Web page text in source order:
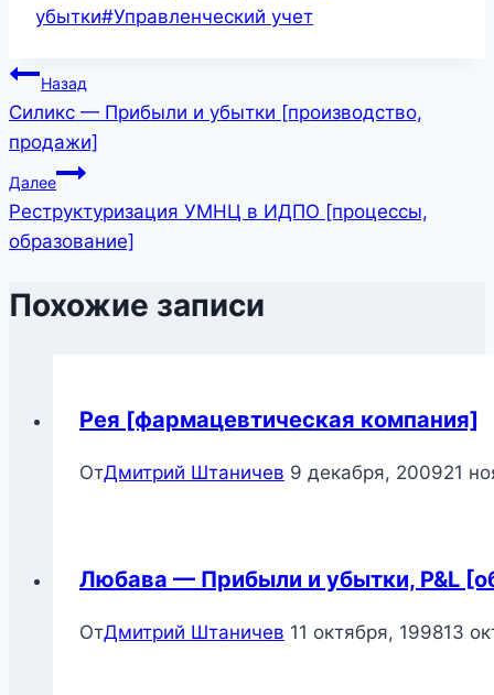
записи:
убытки#Управленческий учет
Навигация
по
записям
Назад
Силикс — Прибыли и убытки [производство,
продажи]
Далее
Реструктуризация УМНЦ в ИДПО [процессы,
образование]
Похожие записи
Рея [фармацевтическая компания]
ОтДмитрий Штаничев 9 декабря, 200921
Любава — Прибыли и убытки, P&L
ОтДмитрий Штаничев 11 октября, 199813